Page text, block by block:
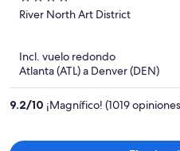
out
River North Art District
Incl. vuelo redondo
Atlanta (ATL) a Denver (DEN)
9.2/10 ¡Magnífico! (1019